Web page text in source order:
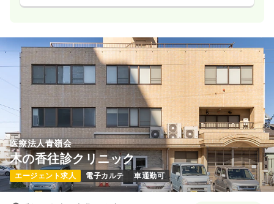
医療法人青嶺会
木の香往診クリニック
エージェント求人 電子カルテ 車通勤可